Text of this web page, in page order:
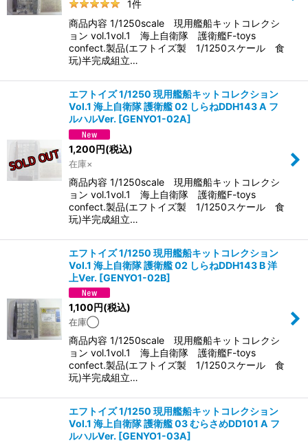
1件
商品内容 1/1250scale 現用艦船キットコレクシ
ョン vol.1vol.1 海上自衛隊 護衛艦F-toys
confect.製品(エフトイズ製 1/1250スケール 食
玩)半完成組立…
エフトイズ 1/1250 現用艦船キットコレクション
Vol.1 海上自衛隊 護衛艦 02 しらねDDH143 A フ
ルハルVer. [GENYO1-02A]
1,200円(税込)
在庫×
商品内容 1/1250scale 現用艦船キットコレクシ
ョン vol.1vol.1 海上自衛隊 護衛艦F-toys
confect.製品(エフトイズ製 1/1250スケール 食
玩)半完成組立…
エフトイズ 1/1250 現用艦船キットコレクション
Vol.1 海上自衛隊 護衛艦 02 しらねDDH143 B 洋
上Ver. [GENYO1-02B]
1,100 円(税込)
在庫◯
商品内容 1/1250scale 現用艦船キットコレクシ
ョン vol.1vol.1 海上自衛隊 護衛艦F-toys
confect.製品(エフトイズ製 1/1250スケール 食
玩)半完成組立…
エフトイズ 1/1250 現用艦船キットコレクション
Vol.1 海上自衛隊 護衛艦 03 むらさめDD101 A フ
ルハルVer. [GENYO1-03A]